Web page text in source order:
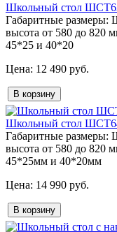
Школьный стол
Габаритные размеры:
высота от 580 до 820
45*25 и 40*20
12 490 руб.
В корзину
Школьный стол
Габаритные размеры:
высота от 580 до 820
45*25мм и 40*20мм
14 990 руб.
В корзину